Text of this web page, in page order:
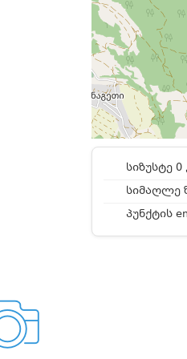
სიზუსტე 0
სიმაღლე
პუნქტის